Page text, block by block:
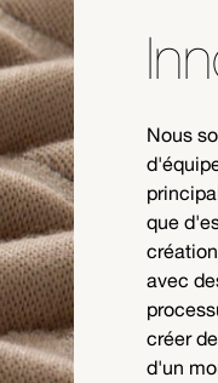
Nous
que
avec
créer
d'un